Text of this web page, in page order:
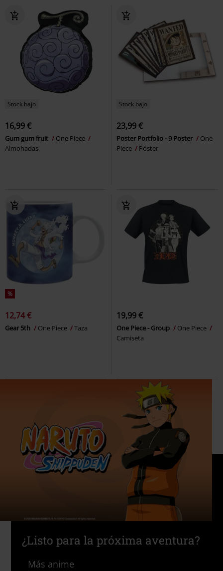
Stock bajo
16,99 €
Gum gum fruit
One Piece
Almohadas
Stock bajo
23,99 €
Poster Portfolio - 9 Poster
One
Piece
Póster
%
12,74 €
Gear 5th One Piece Taza
19,99 €
One Piece - Group
One Piece
Camiseta
¿Listo para la próxima aventura?
Más anime